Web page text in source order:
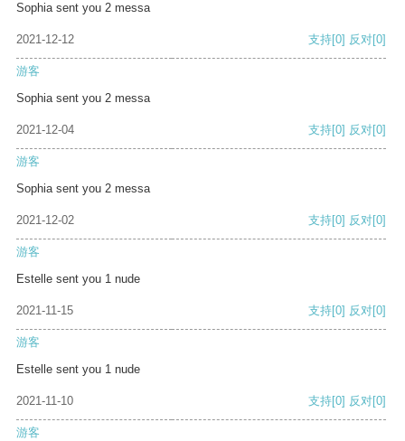
Sophia sent you 2 messa
2021-12-12 支持[0] 反对[0]
游客
Sophia sent you 2 messa
2021-12-04 支持[0] 反对[0]
游客
Sophia sent you 2 messa
2021-12-02 支持[0] 反对[0]
游客
Estelle sent you 1 nude
2021-11-15 支持[0] 反对[0]
游客
Estelle sent you 1 nude
2021-11-10 支持[0] 反对[0]
游客